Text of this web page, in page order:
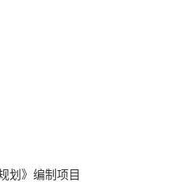
划》编制项目